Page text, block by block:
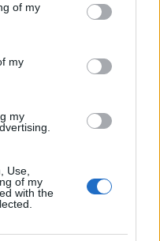
of my
my
my
Use,
of my
with the